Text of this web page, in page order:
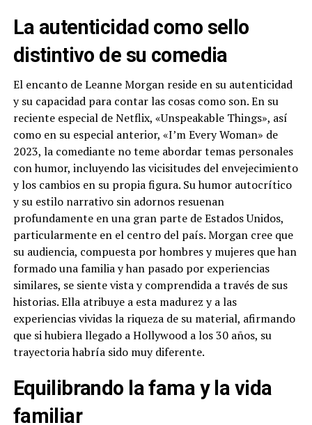
La autenticidad como sello
distintivo de su comedia
El encanto de Leanne Morgan reside en su autenticidad
y su capacidad para contar las cosas como son. En su
reciente especial de Netflix, «Unspeakable Things», así
como en su especial anterior, «I’m Every Woman» de
2023, la comediante no teme abordar temas personales
con humor, incluyendo las vicisitudes del envejecimiento
y los cambios en su propia figura. Su humor autocrítico
y su estilo narrativo sin adornos resuenan
profundamente en una gran parte de Estados Unidos,
particularmente en el centro del país. Morgan cree que
su audiencia, compuesta por hombres y mujeres que han
formado una familia y han pasado por experiencias
similares, se siente vista y comprendida a través de sus
historias. Ella atribuye a esta madurez y a las
experiencias vividas la riqueza de su material, afirmando
que si hubiera llegado a Hollywood a los 30 años, su
trayectoria habría sido muy diferente.
Equilibrando la fama y la vida
familiar